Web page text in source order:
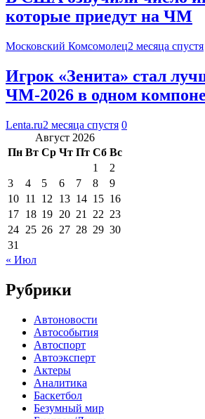
которые приедут на ЧМ
Московский Комсомолец2 месяца спустя
Игрок «Зенита» стал
ЧМ-2026 в одном
Lenta.ru2 месяца спустя 0
Август 2026
Пн Вт Ср Чт Пт Сб Вс
1
2
3
4 5 6 7 8
9
10 11 12 13 14 15 16
17 18 19 20 21 22 23
24 25 26 27 28 29 30
31
« Июл
Рубрики
Автоновости
Автособытия
Автоспорт
Автоэксперт
Актеры
Аналитика
Баскетбол
Безумный мир